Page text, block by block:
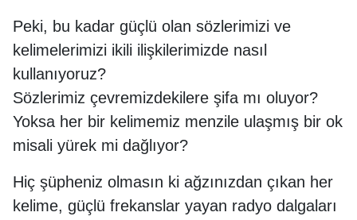
Peki, bu kadar güçlü olan sözlerimizi ve
kelimelerimizi ikili ilişkilerimizde nasıl
kullanıyoruz?
Sözlerimiz çevremizdekilere şifa mı oluyor?
Yoksa her bir kelimemiz menzile ulaşmış bir ok
misali yürek mi dağlıyor?
Hiç şüpheniz olmasın ki ağzınızdan çıkan her
kelime, güçlü frekanslar yayan radyo dalgaları